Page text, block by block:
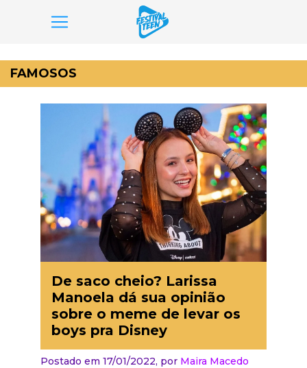
para
o
conteúdo
FAMOSOS
De saco cheio? Larissa
Manoela dá sua opinião
sobre o meme de levar os
boys pra Disney
Postado em 17/01/2022, por Maira Macedo